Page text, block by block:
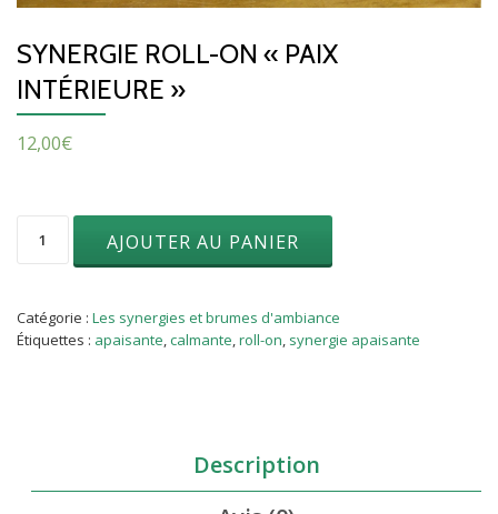
SYNERGIE ROLL-ON « PAIX
INTÉRIEURE »
12,00€
Synergie
on
«
AJOUTER AU PANIER
Catégorie : Les synergies et brumes d'ambiance
Étiquettes : apaisante,calmante,roll-on, synergie apaisante
Description